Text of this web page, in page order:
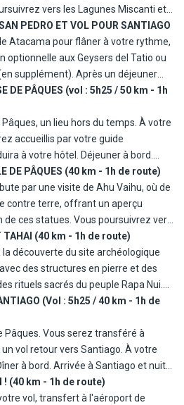
un cocktail local. Retour à
un restaurant local. Nuit à l'hôtel.
vers les Lagunes Miscanti et
aux eaux cristallines et aux
Le paysage est à couper le souffle,
faune unique, notamment des
dans un restaurant local, l'après-midi
Salar d'Atacama, un désert de sel
la vie sauvage dans une
pour un dîner local et une nuit à
PEDRO ET VOL POUR SANTIAGO
Atacama pour flâner à votre rythme,
optionnelle aux Geysers del Tatio ou
supplément). Après un déjeuner
Calama pour prendre votre vol
arrivée, transfert à un hôtel proche
libre.
DE PÂQUES (vol : 5h25 / 50 km - 1h
un lieu hors du temps. À votre
accueillis par votre guide
à votre hôtel. Déjeuner à bord.
Sud, vous plonge dans un
des Rapa Nui flottent dans l'air.
les paysages volcaniques, ou
En soirée, un dîner typique, suivi
Nui et polynésiennes, viendra clore
Nuit à l'hôtel.
DE PÂQUES (40 km - 1h de route)
par une visite de Ahu Vaihu, où de
contre terre, offrant un aperçu
ces statues. Vous poursuivrez vers
plupart des Moaïs ont été sculptés,
inachevées et de blocs de pierre
du Nombril du Monde et du site
la plage d'Anakena, un havre
et de Moaïs restaurés. Un pique-
et un bain de mer dans les eaux
des moments d'exception. Retour
et une nuit à l'hôtel.
TAHAI (40 km - 1h de route)
découverte du site archéologique
des structures en pierre et des
rituels sacrés du peuple Rapa Nui.
d'Akivi, un site unique où sept Moaïs
terminerez par le site de Tahai,
offre une vue sublime sur le coucher
un moment magique pour apprécier
pour un dîner et une dernière nuit
(Vol : 5h25 / 40 km - 1h de
Pâques. Vous serez transféré à
vol retour vers Santiago. À votre
à bord. Arrivée à Santiago et nuit à
! (40 km - 1h de route)
vol, transfert à l'aéroport de